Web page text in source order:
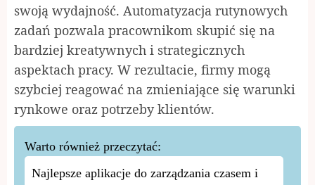
swoją wydajność. Automatyzacja rutynowych
zadań pozwala pracownikom skupić się na
bardziej kreatywnych i strategicznych
aspektach pracy. W rezultacie, firmy mogą
szybciej reagować na zmieniające się warunki
rynkowe oraz potrzeby klientów.
Warto również przeczytać:
Najlepsze aplikacje do zarządzania czasem i